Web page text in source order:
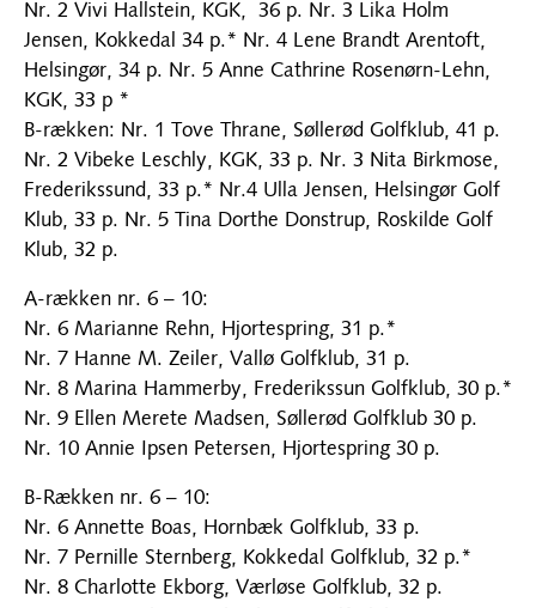
Nr. 2 Vivi Hallstein, KGK, 36 p. Nr. 3 Lika Holm
Jensen, Kokkedal 34 p.* Nr. 4 Lene Brandt Arentoft,
Helsingør, 34 p. Nr. 5 Anne Cathrine Rosenørn-Lehn,
KGK, 33 p *
B-rækken: Nr. 1 Tove Thrane, Søllerød Golfklub, 41 p.
Nr. 2 Vibeke Leschly, KGK, 33 p. Nr. 3 Nita Birkmose,
Frederikssund, 33 p.* Nr.4 Ulla Jensen, Helsingør Golf
Klub, 33 p. Nr. 5 Tina Dorthe Donstrup, Roskilde Golf
Klub, 32 p.
A-rækken nr. 6 – 10:
Nr. 6 Marianne Rehn, Hjortespring, 31 p.*
Nr. 7 Hanne M. Zeiler, Vallø Golfklub, 31 p.
Nr. 8 Marina Hammerby, Frederikssun Golfklub, 30 p.*
Nr. 9 Ellen Merete Madsen, Søllerød Golfklub 30 p.
Nr. 10 Annie Ipsen Petersen, Hjortespring 30 p.
B-Rækken nr. 6 – 10:
Nr. 6 Annette Boas, Hornbæk Golfklub, 33 p.
Nr. 7 Pernille Sternberg, Kokkedal Golfklub, 32 p.*
Nr. 8 Charlotte Ekborg, Værløse Golfklub, 32 p.